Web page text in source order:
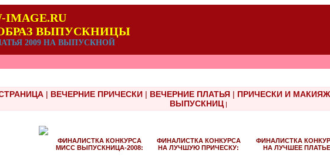
IMAGE.RU
ВЫПУСКНИЦЫ
2009 НА ВЫПУСКНОЙ
| ВЕЧЕРНИЕ ПРИЧЕСКИ| ВЕЧЕРНИЕ ПЛАТЬЯ| ПРИЧЕСКИ И МАКИЯЖ
ВЫПУСКНИЦ |
ФИНАЛИСТКА КОНКУРСА
МИСС ВЫПУСКНИЦА-2008:
ФИНАЛИСТКА КОНКУРСА
НА ЛУЧШУЮ ПРИЧЕСКУ:
ФИНАЛИСТКА
НА ЛУЧШЕЕ